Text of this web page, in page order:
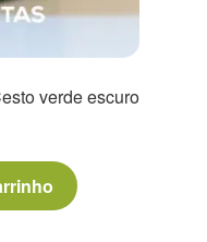
verde escuro